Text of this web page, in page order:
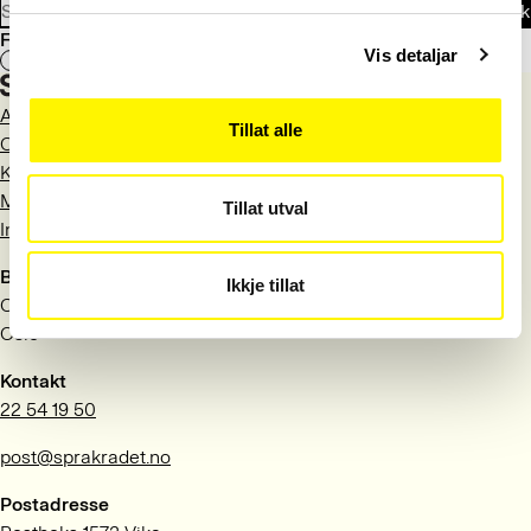
Vis detaljar
Tillat alle
Tillat utval
Ikkje tillat
Søk
og tålmodige.
Fant du det du lette etter?
Aktuelt
Om Språkrådet
Kontakt
Meld deg på nyhetsbrev
Information in English
Besøksadresse
Observatoriegata 1 B
Oslo
Kontakt
22 54 19 50
post@sprakradet.no
Postadresse